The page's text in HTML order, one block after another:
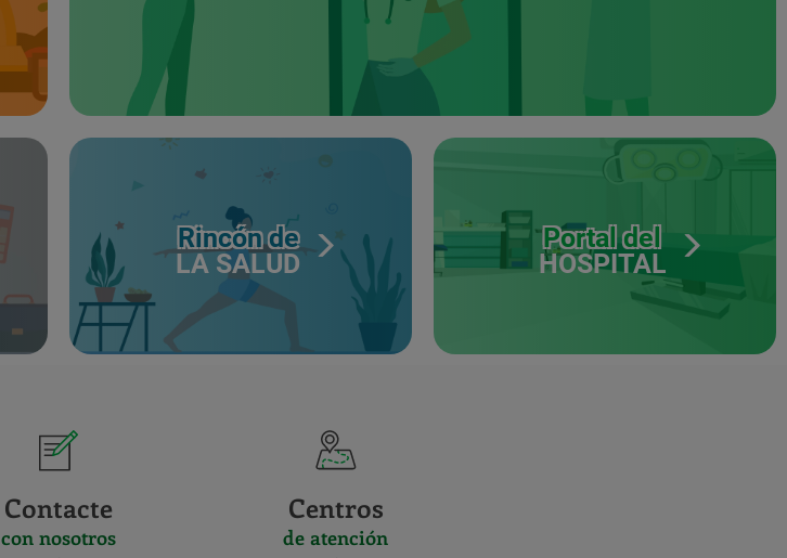
Rincón de
LA SALUD
Portal del
HOSPITAL
Contacte
con nosotros
Centros
de atención